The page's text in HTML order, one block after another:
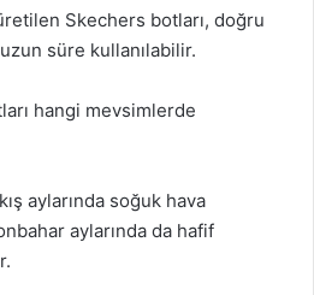
Skechers botları, doğru
uzun süre kullanılabilir.
hangi mevsimlerde
aylarında soğuk hava
aylarında da hafif